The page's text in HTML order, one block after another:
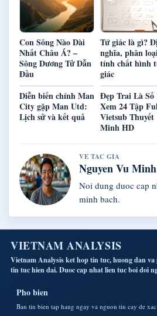
Con Sông Nào Dài
Nhất Châu Á? –
Sông Dương Tử Dẫn
Đầu
Tứ giác là gì?
nghĩa, phân
tính chất hình
giác
Diễn biến chính Man
City gặp Man Utd:
Lịch sử và kết quả
Đẹp Trai Là Số
Xem 24 Tập
Vietsub Thuyết
Minh HD
VE TAC GIA
Nguyen Vu
Noi dung duoc cap
minh bach.
VIETNAM ANALYSIS
Vietnam Analysis ket hop tin tuc, huong dan
tin tuc hien dai. Duoc cap nhat lien tuc boi doi
Pho bien
Ban tin bien tap hang ngay va nguon tin cay de